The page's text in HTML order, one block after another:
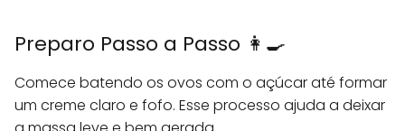
Preparo Passo a Passo 👩‍🍳
Comece batendo os ovos com o açúcar até formar
um creme claro e fofo. Esse processo ajuda a deixar